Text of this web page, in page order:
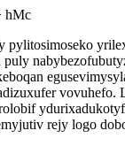
hMc
pylitosimoseko
vovuhefo.
rejy logo